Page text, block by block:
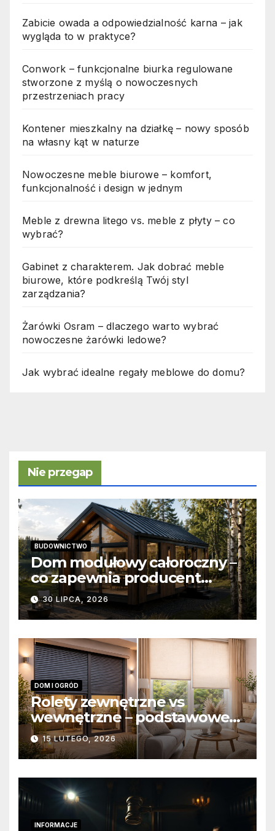
Zabicie owada a odpowiedzialność karna – jak
wygląda to w praktyce?
Conwork – funkcjonalne biurka regulowane
stworzone z myślą o nowoczesnych
przestrzeniach pracy
Kontener mieszkalny na działkę – nowy sposób
na własny kąt w naturze
Nowoczesne meble biurowe – komfort,
funkcjonalność i design w jednym
Meble z drewna litego vs. meble z płyty – co
wybrać?
Gabinet z charakterem. Jak dobrać meble
biurowe, które podkreślą Twój styl
zarządzania?
Żarówki Osram – dlaczego warto wybrać
nowoczesne żarówki ledowe?
Jak wybrać idealne regały meblowe do domu?
Nie przegap
BUDOWNICTWO
Dom modułowy całoroczny –
co zapewnia producent
domów modułowych?
30 LIPCA, 2026
DOM I OGRÓD
Rolety zewnętrzne vs
wewnętrzne – podstawowe
różnice konstrukcyjne i
funkcjonalne
15 LUTEGO, 2026
INFORMACJE